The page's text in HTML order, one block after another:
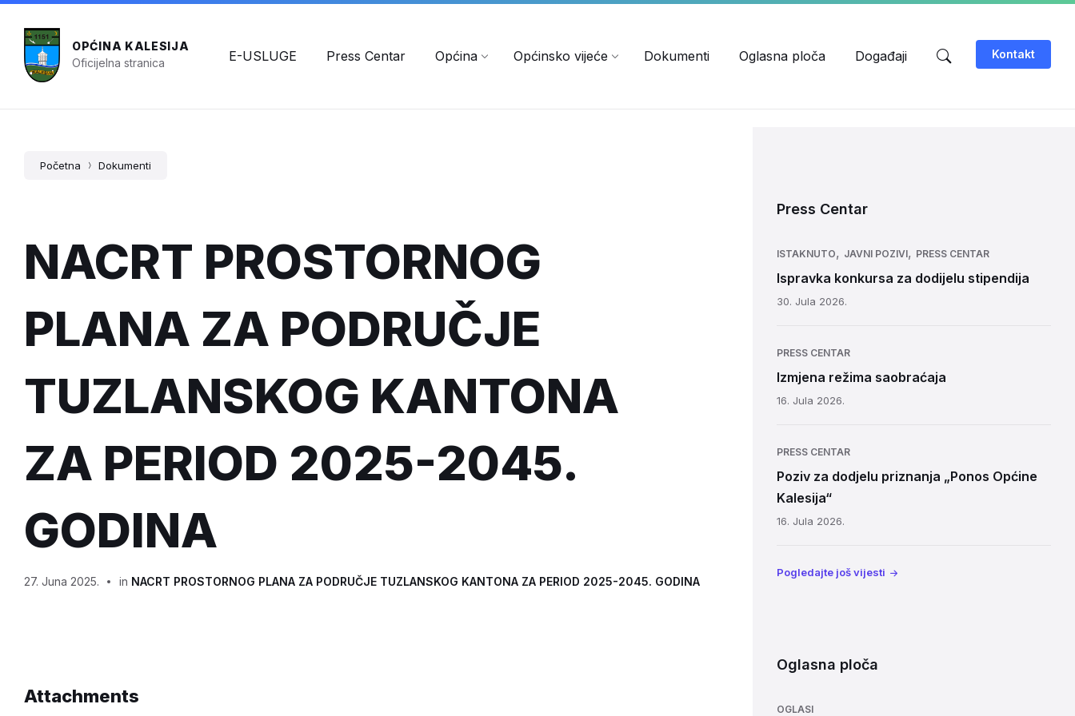
OPĆINA KALESIJA
Oficijelna stranica
E-USLUGE Press Centar Općina Općinsko vijeće Dokumenti Oglasna ploča Događaji Kontakt
Početna Dokumenti
NACRT PROSTORNOG
PLANA ZA PODRUČJE
TUZLANSKOG KANTONA
ZA PERIOD 2025-2045.
GODINA
27. Juna 2025. in NACRT PROSTORNOG PLANA ZA PODRUČJE TUZLANSKOG KANTONA ZA PERIOD 2025-2045. GODINA
Attachments
Press Centar
ISTAKNUTO, JAVNI POZIVI, PRESS CENTAR
Ispravka konkursa za dodijelu stipendija
30. Jula 2026.
PRESS CENTAR
Izmjena režima saobraćaja
16. Jula 2026.
PRESS CENTAR
Poziv za dodjelu priznanja „Ponos Općine
Kalesija“
16. Jula 2026.
Pogledajte još vijesti
Oglasna ploča
OGLASI